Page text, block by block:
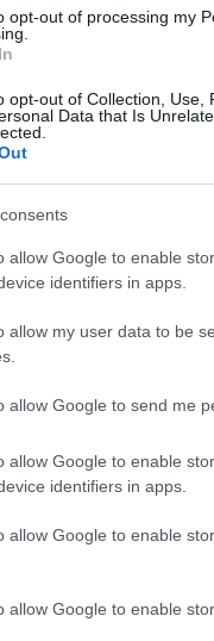
opt-out of processing my
opt-out of Collection, Use,
Data that Is
allow Google to enable
identifiers in apps.
allow my user data to be
allow Google to send me
allow Google to enable
identifiers in apps.
allow Google to enable
allow Google to enable
nagy
alakítóBody-t
ban. A
forgalmazója
területre
számos
látható a film.
azok közül a
film
22-én lesz